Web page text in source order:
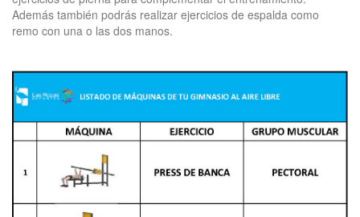
Además también podrás realizar ejercicios de espalda como
remo con una o las dos manos.